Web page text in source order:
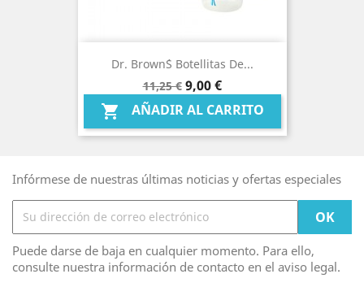
Dr. Brown´s Botellitas De...
Precio
base
11,25 € Precio
9,00 €
 AÑADIR AL CARRITO
Infórmese de nuestras últimas noticias y ofertas especiales
Puede darse de baja en cualquier momento. Para ello,
consulte nuestra información de contacto en el aviso legal.